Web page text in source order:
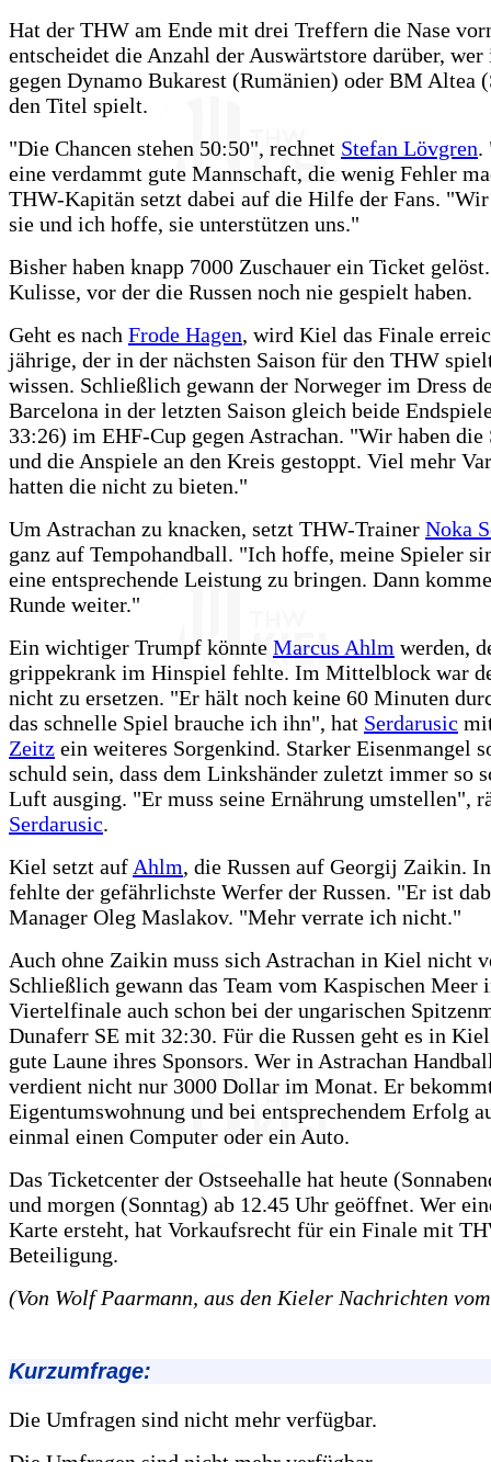
Hat der THW am Ende mit drei Treffern die Nase
entscheidet die Anzahl der Auswärtstore darüber,
gegen Dynamo Bukarest (Rumänien) oder BM Altea
den Titel spielt.
"Die Chancen stehen 50:50", rechnet Stefan Lövgren.
eine verdammt gute Mannschaft, die wenig Fehler
THW-Kapitän setzt dabei auf die Hilfe der Fans. "Wir
sie und ich hoffe, sie unterstützen uns."
Bisher haben knapp 7000 Zuschauer ein Ticket
Kulisse, vor der die Russen noch nie gespielt haben.
Geht es nach Frode Hagen, wird Kiel das Finale
jährige, der in der nächsten Saison für den THW
wissen. Schließlich gewann der Norweger im Dress
Barcelona in der letzten Saison gleich beide
33:26) im EHF-Cup gegen Astrachan. "Wir haben die
und die Anspiele an den Kreis gestoppt. Viel mehr
hatten die nicht zu bieten."
Um Astrachan zu knacken, setzt THW-Trainer Noka
ganz auf Tempohandball. "Ich hoffe, meine Spieler
eine entsprechende Leistung zu bringen. Dann
Runde weiter."
Ein wichtiger Trumpf könnte Marcus Ahlm werden,
grippekrank im Hinspiel fehlte. Im Mittelblock war
nicht zu ersetzen. "Er hält noch keine 60 Minuten
das schnelle Spiel brauche ich ihn", hat Serdarusic
Zeitz ein weiteres Sorgenkind. Starker Eisenmangel
schuld sein, dass dem Linkshänder zuletzt immer so
Luft ausging. "Er muss seine Ernährung umstellen",
Serdarusic.
Kiel setzt auf Ahlm, die Russen auf Georgij Zaikin.
fehlte der gefährlichste Werfer der Russen. "Er ist
Manager Oleg Maslakov. "Mehr verrate ich nicht."
Auch ohne Zaikin muss sich Astrachan in Kiel nicht
Schließlich gewann das Team vom Kaspischen Meer
Viertelfinale auch schon bei der ungarischen
Dunaferr SE mit 32:30. Für die Russen geht es in
gute Laune ihres Sponsors. Wer in Astrachan
verdient nicht nur 3000 Dollar im Monat. Er
Eigentumswohnung und bei entsprechendem Erfolg
einmal einen Computer oder ein Auto.
Das Ticketcenter der Ostseehalle hat heute
und morgen (Sonntag) ab 12.45 Uhr geöffnet. Wer
Karte ersteht, hat Vorkaufsrecht für ein Finale mit
Beteiligung.
(Von Wolf Paarmann, aus den Kieler Nachrichten
Kurzumfrage:
Die Umfragen sind nicht mehr verfügbar.